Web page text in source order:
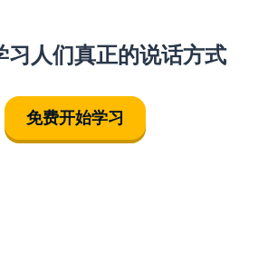
习人们真正的说话方式
免费开始学习